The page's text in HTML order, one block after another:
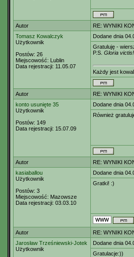
Autor
RE: WYNIKI
Tomasz Kowalczyk
Użytkownik
Postów: 26
Miejscowość: Lublin
Data rejestracji: 11.05.07
Dodane dnia
Gratuluję -
P.S. Gloria victis!
Każdy jest
Autor
RE: WYNIKI
konto usunięte 35
Użytkownik
Postów: 149
Data rejestracji: 15.07.09
Dodane dnia
Również
Autor
RE: WYNIKI
kasiaballou
Użytkownik
Postów: 3
Miejscowość: Mazowsze
Data rejestracji: 03.03.10
Dodane dnia
Gratki! :)
Autor
RE: WYNIKI
Jarosław Trześniewski-Jotek
Użytkownik
Dodane dnia
Gratulacje:))